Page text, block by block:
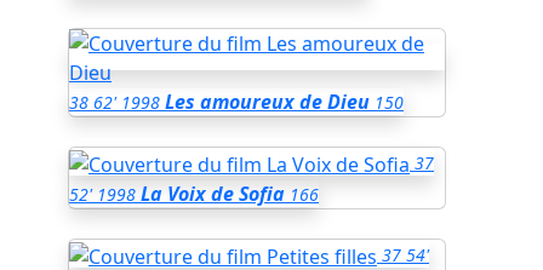
38 62' 1998 Les amoureux de Dieu 150
37
52' 1998 La Voix de Sofia 166
37 54'